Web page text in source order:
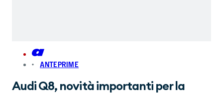
ANTEPRIME
Audi Q8, novità importanti per la